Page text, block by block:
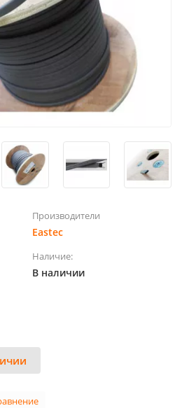
Производители
Eastec
Наличие:
В наличии